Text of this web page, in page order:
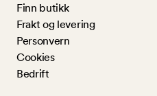
Finn butikk
Frakt og levering
Personvern
Cookies
Bedrift